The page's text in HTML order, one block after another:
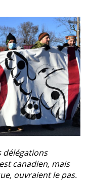
délégations
canadien, mais
ouvraient le pas.